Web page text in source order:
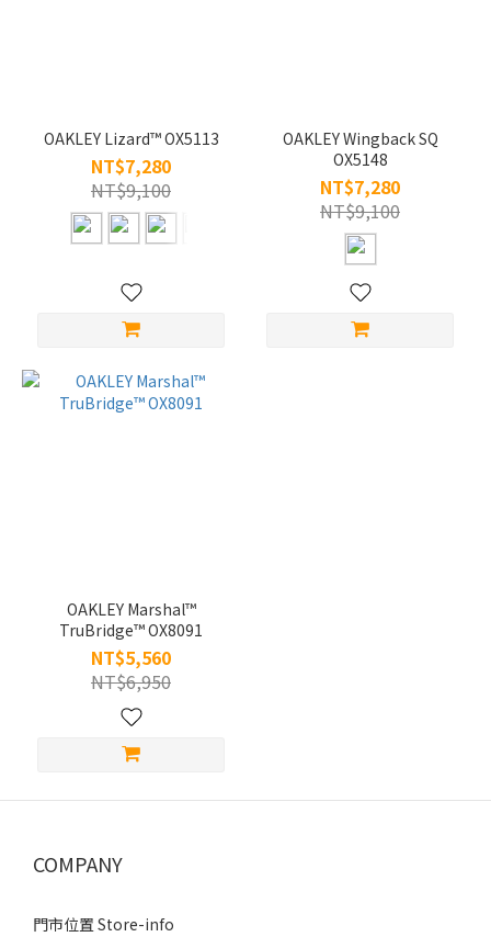
OAKLEY Lizard™ OX5113
NT$7,280
NT$9,100
OAKLEY Wingback SQ
OX5148
NT$7,280
NT$9,100
OAKLEY Marshal™
TruBridge™ OX8091
NT$5,560
NT$6,950
COMPANY
門市位置 Store-info